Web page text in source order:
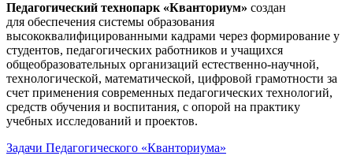
Педагогический технопарк «Кванториум» создан
для обеспечения системы образования
высококвалифицированными кадрами через формирование у
студентов, педагогических работников и учащихся
общеобразовательных организаций естественно-научной,
технологической, математической, цифровой грамотности за
счет применения современных педагогических технологий,
средств обучения и воспитания, с опорой на практику
учебных исследований и проектов.
Задачи Педагогического «Кванториума»